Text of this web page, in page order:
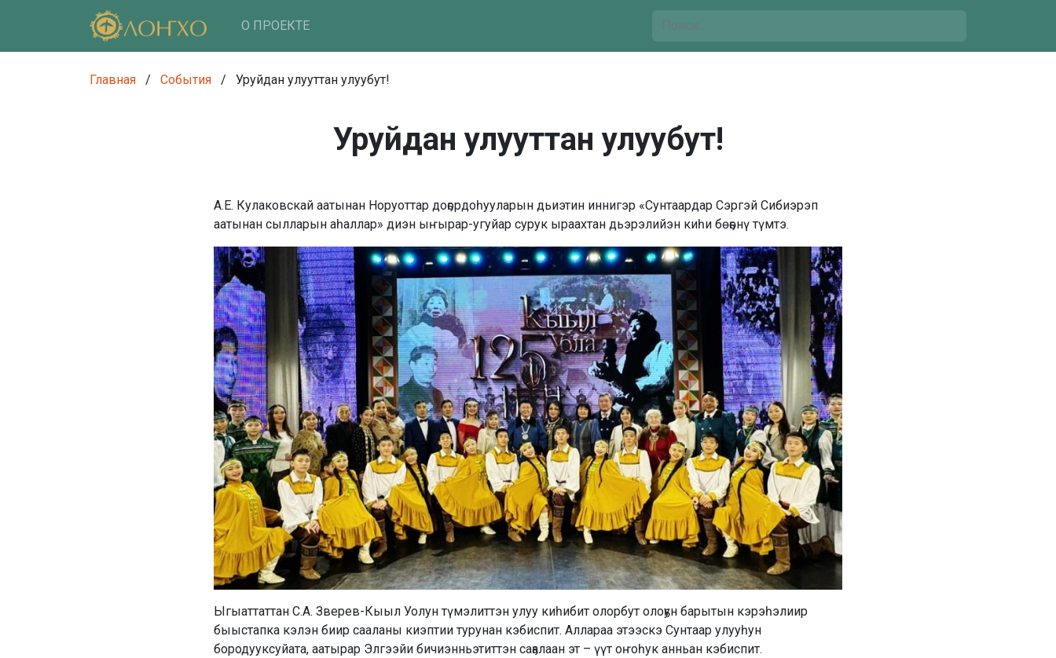
О ПРОЕКТЕ
Главная / События / Уруйдан улууттан улуубут!
Уруйдан улууттан улуубут!
А.Е. Кулаковскай аатынан Норуоттар доҕордоһууларын дьиэтин иннигэр «Сунтаардар Сэргэй Сибиэрэп
аатынан сылларын аһаллар» диэн ыҥырар-угуйар сурук ыраахтан дьэрэлийэн киһи бөҕөнү түмтэ.
Ыгыаттаттан С.А. Зверев-Кыыл Уолун түмэлиттэн улуу киһибит олорбут олоҕун барытын кэрэһэлиир
быыстапка кэлэн биир сааланы киэптии турунан кэбиспит. Аллараа этээскэ Сунтаар улууһун
бородууксуйата, аатырар Элгээйи бичиэнньэтиттэн саҕалаан эт – үүт оҥоһук анньан кэбиспит.